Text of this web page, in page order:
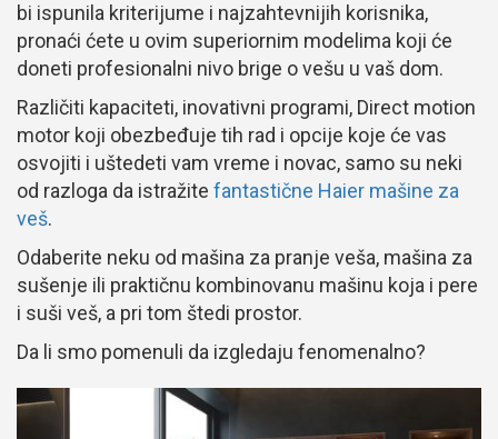
bi ispunila kriterijume i najzahtevnijih korisnika,
pronaći ćete u ovim superiornim modelima koji će
doneti profesionalni nivo brige o vešu u vaš dom.
Različiti kapaciteti, inovativni programi, Direct motion
motor koji obezbeđuje tih rad i opcije koje će vas
osvojiti i uštedeti vam vreme i novac, samo su neki
od razloga da istražite fantastične Haier mašine za
veš.
Odaberite neku od mašina za pranje veša, mašina za
sušenje ili praktičnu kombinovanu mašinu koja i pere
i suši veš, a pri tom štedi prostor.
Da li smo pomenuli da izgledaju fenomenalno?